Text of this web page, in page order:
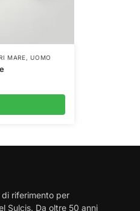
MARE,UOMO
riferimento per
Sulcis. Da oltre 50 anni